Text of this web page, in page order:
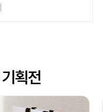
획전